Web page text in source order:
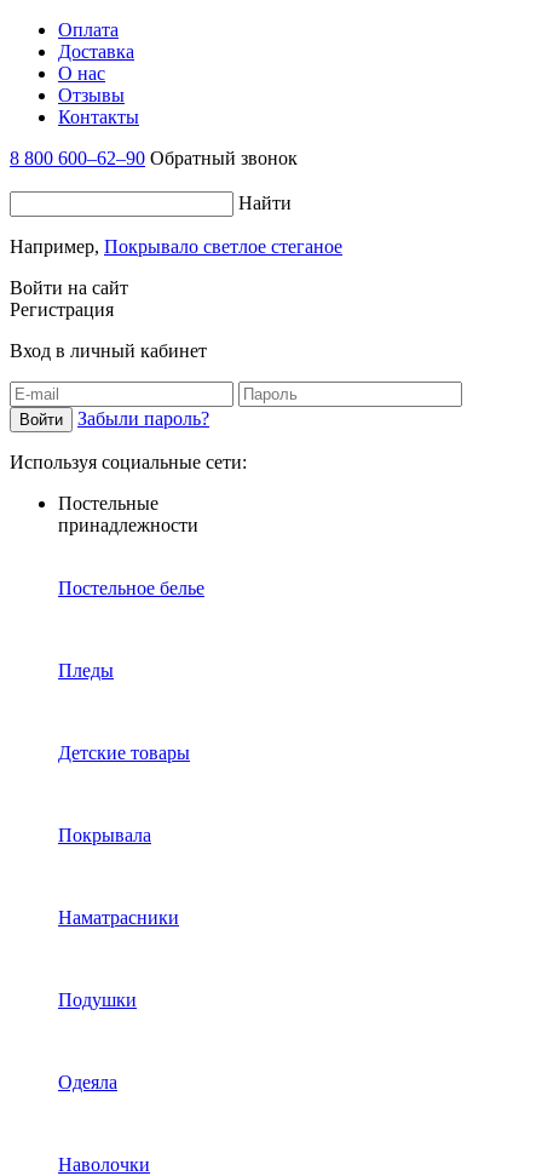
Оплата
Доставка
О нас
Отзывы
Контакты
8 800 600–62–90 Обратный звонок
Найти
Например, Покрывало светлое стеганое
Войти на сайт
Регистрация
Вход в личный кабинет
Забыли пароль?
Используя социальные сети:
Постельные
принадлежности
Постельное белье
Пледы
Детские товары
Покрывала
Наматрасники
Подушки
Одеяла
Наволочки